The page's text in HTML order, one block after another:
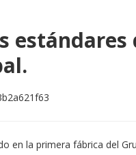
en la primera fábrica del